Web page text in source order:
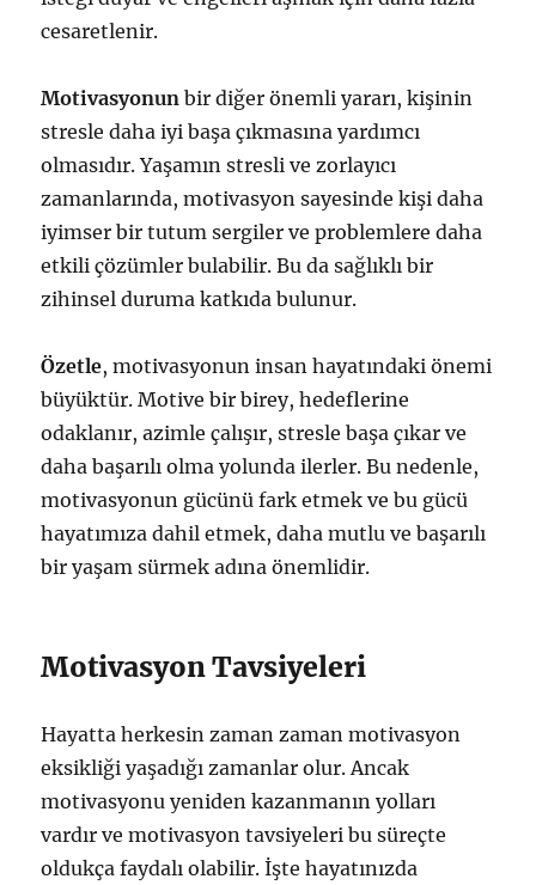
cesaretlenir.
Motivasyonun bir diğer önemli yararı, kişinin
stresle daha iyi başa çıkmasına yardımcı
olmasıdır. Yaşamın stresli ve zorlayıcı
zamanlarında, motivasyon sayesinde kişi daha
iyimser bir tutum sergiler ve problemlere daha
etkili çözümler bulabilir. Bu da sağlıklı bir
zihinsel duruma katkıda bulunur.
Özetle, motivasyonun insan hayatındaki önemi
büyüktür. Motive bir birey, hedeflerine
odaklanır, azimle çalışır, stresle başa çıkar ve
daha başarılı olma yolunda ilerler. Bu nedenle,
motivasyonun gücünü fark etmek ve bu gücü
hayatımıza dahil etmek, daha mutlu ve başarılı
bir yaşam sürmek adına önemlidir.
Motivasyon Tavsiyeleri
Hayatta herkesin zaman zaman motivasyon
eksikliği yaşadığı zamanlar olur. Ancak
motivasyonu yeniden kazanmanın yolları
vardır ve motivasyon tavsiyeleri bu süreçte
oldukça faydalı olabilir. İşte hayatınızda